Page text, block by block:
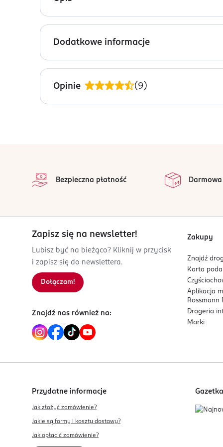
Kosmetyczka damska czarna
Dodatkowe informacje
PRODUCENT/PODMIOT ODPOWIEDZIALNY
Mundia
Doetinchemseweg 69
7007 CB Doetinchem, the Netherlands
Opinie (9)
Bezpieczna płatność
Zapisz się na newsletter!
Lubisz być na bieżąco? Kliknij w przycisk
i zapisz się do newslettera.
Dołączam!
Znajdź nas również na:
Zakupy
Znajdź
Karta
Aplikacja
Rossmann
Drogeria
Marki
Przydatne informacje
Jak złożyć zamówienie?
Jakie są formy i koszty dostawy?
Jak opłacić zamówienie?
Gazetka